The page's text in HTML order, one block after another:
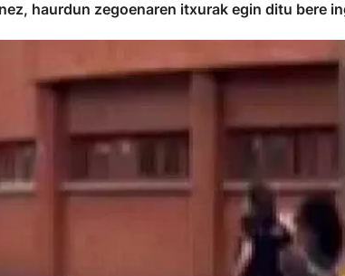
haurdun zegoenaren itxurak egin ditu bere